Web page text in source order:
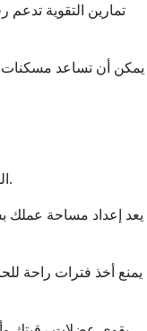
تمارين التقوية
يمكن أن تساعد مسكنات
الوقاية تتعلق ببناء عادات تدعم رقبتك طوال اليوم. بمجرد تحسن ألمك، سيساعدك الثبات على هذه الممارسات على منع عودته. فكر في هذه كاستثمارات صغيرة لراحتك على المدى الطويل.
يعد إعداد مساحة عملك
يمنع أخذ فترات راحة